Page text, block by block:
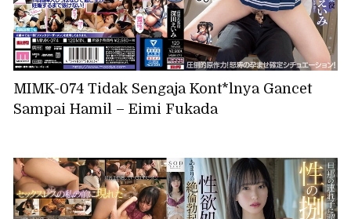
MIMK-074 Tidak Sengaja Kont*lnya Gancet
Sampai Hamil – Eimi Fukada